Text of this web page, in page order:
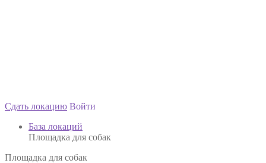
Сдать локацию Войти
База локаций
Площадка для собак
Площадка для собак